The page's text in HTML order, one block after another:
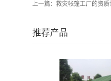
上一篇： 救灾帐篷工厂的资
推荐产品